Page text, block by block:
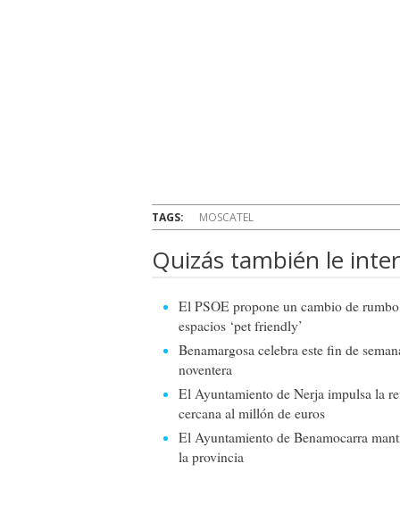
TAGS: MOSCATEL
Quizás también le
El PSOE propone un cambio de
espacios ‘pet friendly’
Benamargosa celebra este fin de
noventera
El Ayuntamiento de Nerja impulsa la
cercana al millón de euros
El Ayuntamiento de Benamocarra
la provincia